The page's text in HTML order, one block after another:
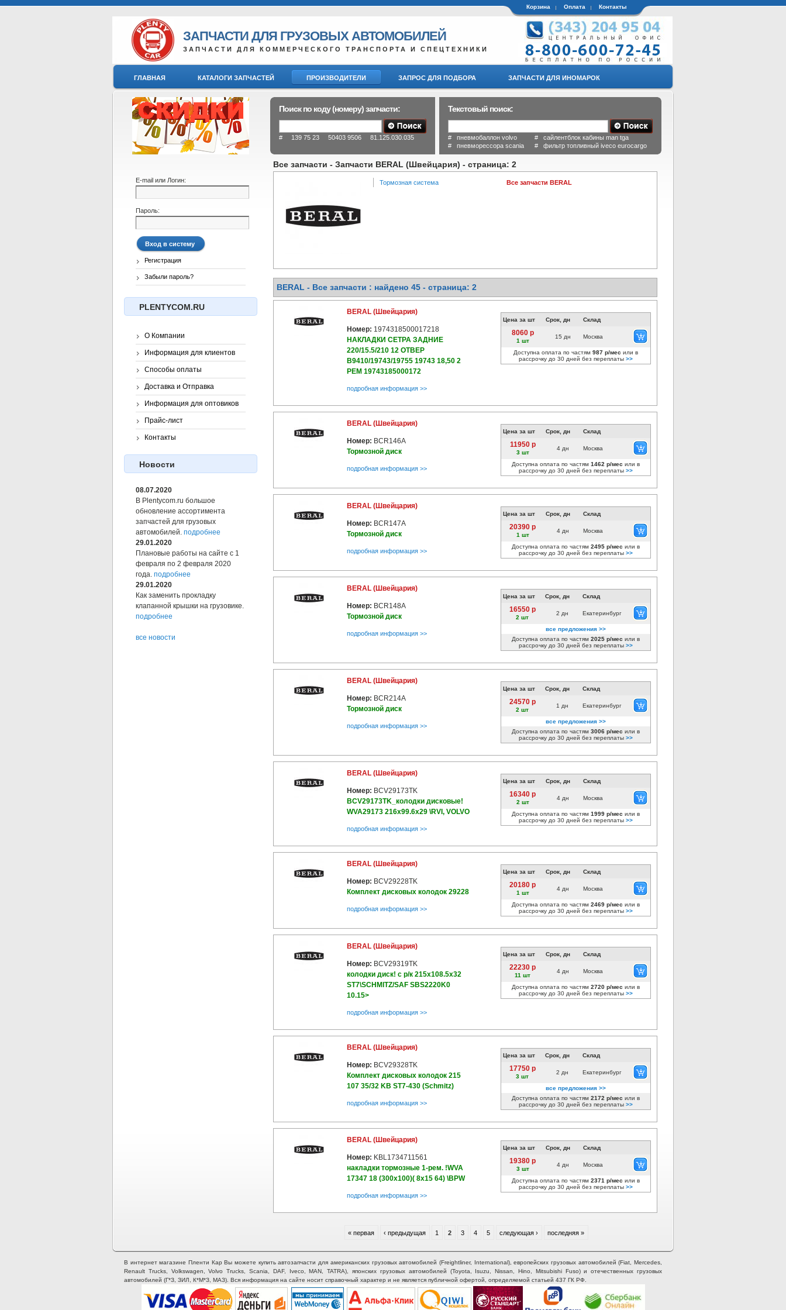
Корзина Оплата Контакты
ЗАПЧАСТИ ДЛЯ ГРУЗОВЫХ АВТОМОБИЛЕЙ
ЗАПЧАСТИ ДЛЯ КОММЕРЧЕСКОГО ТРАНСПОРТА И СПЕЦТЕХНИКИ
ГЛАВНАЯ КАТАЛОГИ ЗАПЧАСТЕЙ ПРОИЗВОДИТЕЛИ ЗАПРОС ДЛЯ ПОДБОРА ЗАПЧАСТИ ДЛЯ ИНОМАРОК
Поиск по коду (номеру) запчасти:
# 139 75 23 50403 9506 81.125.030.035
Текстовый поиск:
# пневмобаллон volvo # сайлентблок кабины man tga
# пневморессора scania # фильтр топливный iveco eurocargo
Все запчасти - Запчасти BERAL (Швейцария) - cтраница: 2
Тормозная система Все запчасти BERAL
BERAL - Все запчасти : найдено 45 - cтраница: 2
BERAL (Швейцария)
Номер: 1974318500017218
НАКЛАДКИ СЕТРА ЗАДНИЕ
220/15.5/210 12 ОТВЕР
В9410/19743/19755 19743 18,50 2
РЕМ 19743185000172
подробная информация >>
Цена за шт Срок, дн Склад
8060 р
1 шт
15 дн Москва
Доступна оплата по частям 987 р/мес или в
рассрочку до 30 дней без переплаты >>
BERAL (Швейцария)
Номер: BCR146A
Тормозной диск
подробная информация >>
Цена за шт Срок, дн Склад
11950 р
3 шт
4 дн Москва
Доступна оплата по частям 1462 р/мес или в
рассрочку до 30 дней без переплаты >>
BERAL (Швейцария)
Номер: BCR147A
Тормозной диск
подробная информация >>
Цена за шт Срок, дн Склад
20390 р
1 шт
4 дн Москва
Доступна оплата по частям 2495 р/мес или в
рассрочку до 30 дней без переплаты >>
BERAL (Швейцария)
Номер: BCR148A
Тормозной диск
подробная информация >>
Цена за шт Срок, дн Склад
16550 р
2 шт
2 дн Екатеринбург
все предложения >>
Доступна оплата по частям 2025 р/мес или в
рассрочку до 30 дней без переплаты >>
BERAL (Швейцария)
Номер: BCR214A
Тормозной диск
подробная информация >>
Цена за шт Срок, дн Склад
24570 р
2 шт
1 дн Екатеринбург
все предложения >>
Доступна оплата по частям 3006 р/мес или в
рассрочку до 30 дней без переплаты >>
BERAL (Швейцария)
Номер: BCV29173TK
BCV29173TK_колодки дисковые!
WVA29173 216x99.6x29 \RVI, VOLVO
подробная информация >>
Цена за шт Срок, дн Склад
16340 р
2 шт
4 дн Москва
Доступна оплата по частям 1999 р/мес или в
рассрочку до 30 дней без переплаты >>
BERAL (Швейцария)
Номер: BCV29228TK
Комплект дисковых колодок 29228
подробная информация >>
Цена за шт Срок, дн Склад
20180 р
1 шт
4 дн Москва
Доступна оплата по частям 2469 р/мес или в
рассрочку до 30 дней без переплаты >>
BERAL (Швейцария)
Номер: BCV29319TK
колодки диск! с р/к 215x108.5x32
ST7\SCHMITZ/SAF SBS2220K0
10.15>
подробная информация >>
Цена за шт Срок, дн Склад
22230 р
11 шт
4 дн Москва
Доступна оплата по частям 2720 р/мес или в
рассрочку до 30 дней без переплаты >>
BERAL (Швейцария)
Номер: BCV29328TK
Комплект дисковых колодок 215
107 35/32 KB ST7-430 (Schmitz)
подробная информация >>
Цена за шт Срок, дн Склад
17750 р
3 шт
2 дн Екатеринбург
все предложения >>
Доступна оплата по частям 2172 р/мес или в
рассрочку до 30 дней без переплаты >>
BERAL (Швейцария)
Номер: KBL1734711561
накладки тормозные 1-рем. !WVA
17347 18 (300x100)( 8x15 64) \BPW
подробная информация >>
Цена за шт Срок, дн Склад
19380 р
3 шт
4 дн Москва
Доступна оплата по частям 2371 р/мес или в
рассрочку до 30 дней без переплаты >>
« первая ‹ предыдущая 1 2 3 4 5 следующая › последняя »
E-mail или Логин:
Пароль:
Регистрация
Забыли пароль?
PLENTYCOM.RU
О Компании
Информация для клиентов
Способы оплаты
Доставка и Отправка
Информация для оптовиков
Прайс-лист
Контакты
Новости
08.07.2020
В Plentycom.ru большое
обновление ассортимента
запчастей для грузовых
автомобилей. подробнее
29.01.2020
Плановые работы на сайте с 1
февраля по 2 февраля 2020
года. подробнее
29.01.2020
Как заменить прокладку
клапанной крышки на грузовике.
подробнее
все новости
В интернет магазине Пленти Кар Вы можете купить автозапчасти для американских грузовых автомобилей (Freightliner, International), европейских грузовых автомобилей (Fiat, Mercedes,
Renault Trucks, Volkswagen, Volvo Trucks, Scania, DAF, Iveco, MAN, TATRA), японских грузовых автомобилей (Toyota, Isuzu, Nissan, Hino, Mitsubishi Fuso) и отечественных грузовых
автомобилей (Г*З, ЗИЛ, К*М*З, МАЗ). Вся информация на сайте носит справочный характер и не является публичной офертой, определяемой статьей 437 ГК РФ.